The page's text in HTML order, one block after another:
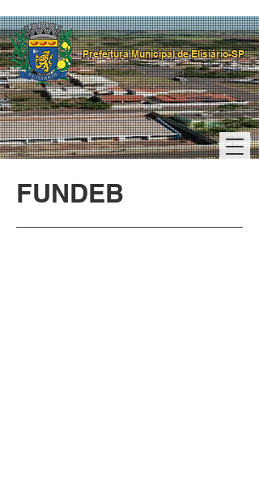
Prefeitura Municipal de Elisiário-SP
FUNDEB